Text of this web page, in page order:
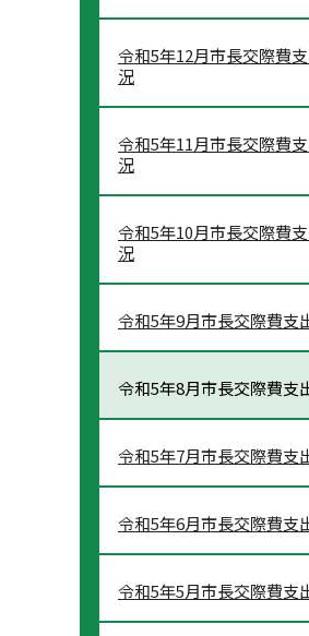
令和5年12月市長交際費
況
令和5年11月市長交際費
況
令和5年10月市長交際費
況
令和5年9月市長交際費支
令和5年8月市長交際費支
令和5年7月市長交際費支
令和5年6月市長交際費支
令和5年5月市長交際費支